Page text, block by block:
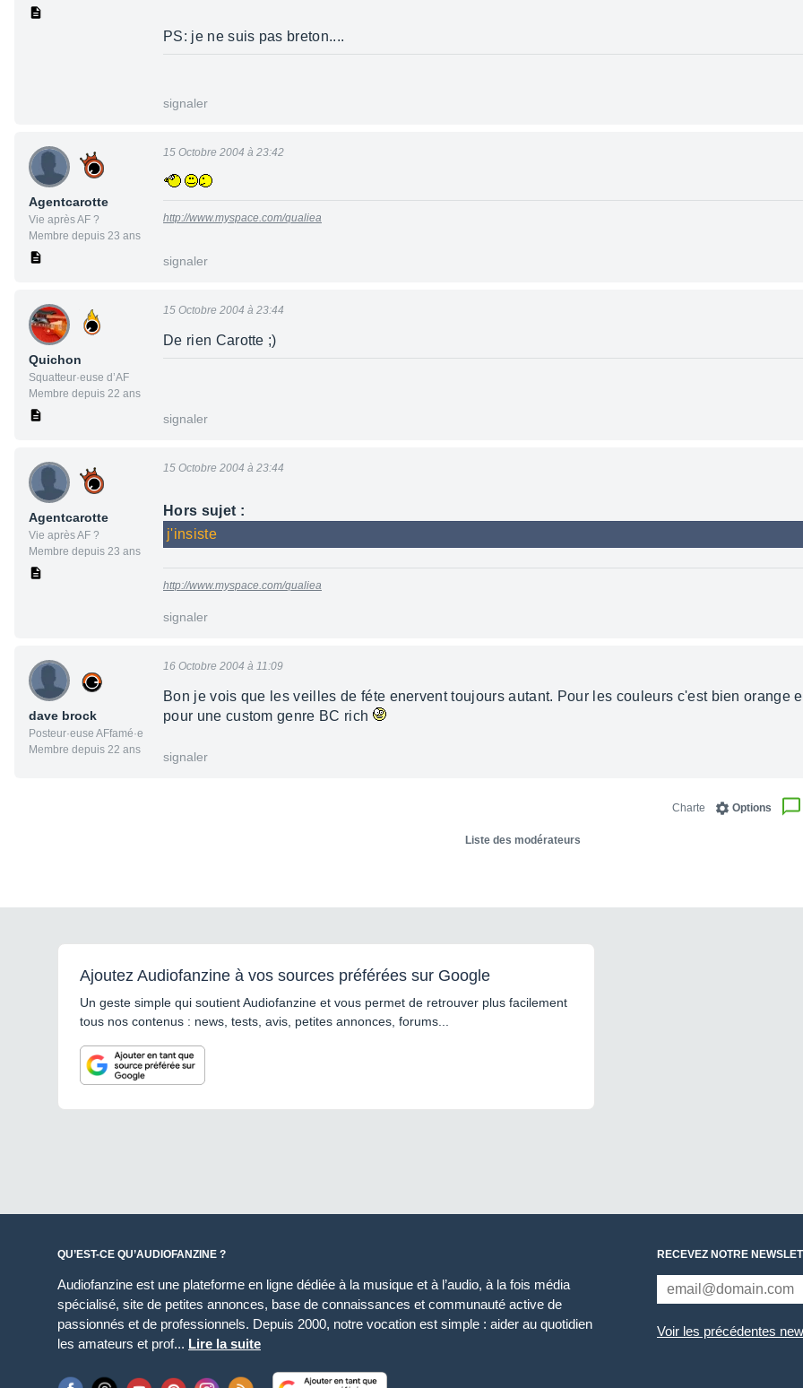
PS: je ne suis pas breton....
signaler
Agentcarotte
Vie après AF ?
Membre depuis 23 ans
15 Octobre 2004 à 23:42
http://www.myspace.com/qualiea
signaler
Quichon
Squatteur·euse d’AF
Membre depuis 22 ans
15 Octobre 2004 à 23:44
De rien Carotte ;)
signaler
Agentcarotte
Vie après AF ?
Membre depuis 23 ans
15 Octobre 2004 à 23:44
Hors sujet :
j'insiste
http://www.myspace.com/qualiea
signaler
dave brock
Posteur·euse AFfamé·e
Membre depuis 22 ans
16 Octobre 2004 à 11:09
Bon je vois que les veilles de féte enervent toujours autant. Pour les couleurs c'est bien orange
pour une custom genre BC rich
signaler
Options
Charte
Liste des modérateurs
Ajoutez Audiofanzine à vos sources préférées sur Google
Un geste simple qui soutient Audiofanzine et vous permet de retrouver plus facilement
tous nos contenus : news, tests, avis, petites annonces, forums...
QU’EST-CE QU’AUDIOFANZINE ?
Audiofanzine est une plateforme en ligne dédiée à la musique et à l’audio, à la fois média
spécialisé, site de petites annonces, base de connaissances et communauté active de
passionnés et de professionnels. Depuis 2000, notre vocation est simple : aider au quotidien
les amateurs et prof... Lire la suite
RECEVEZ NOTRE
Voir les précédentes